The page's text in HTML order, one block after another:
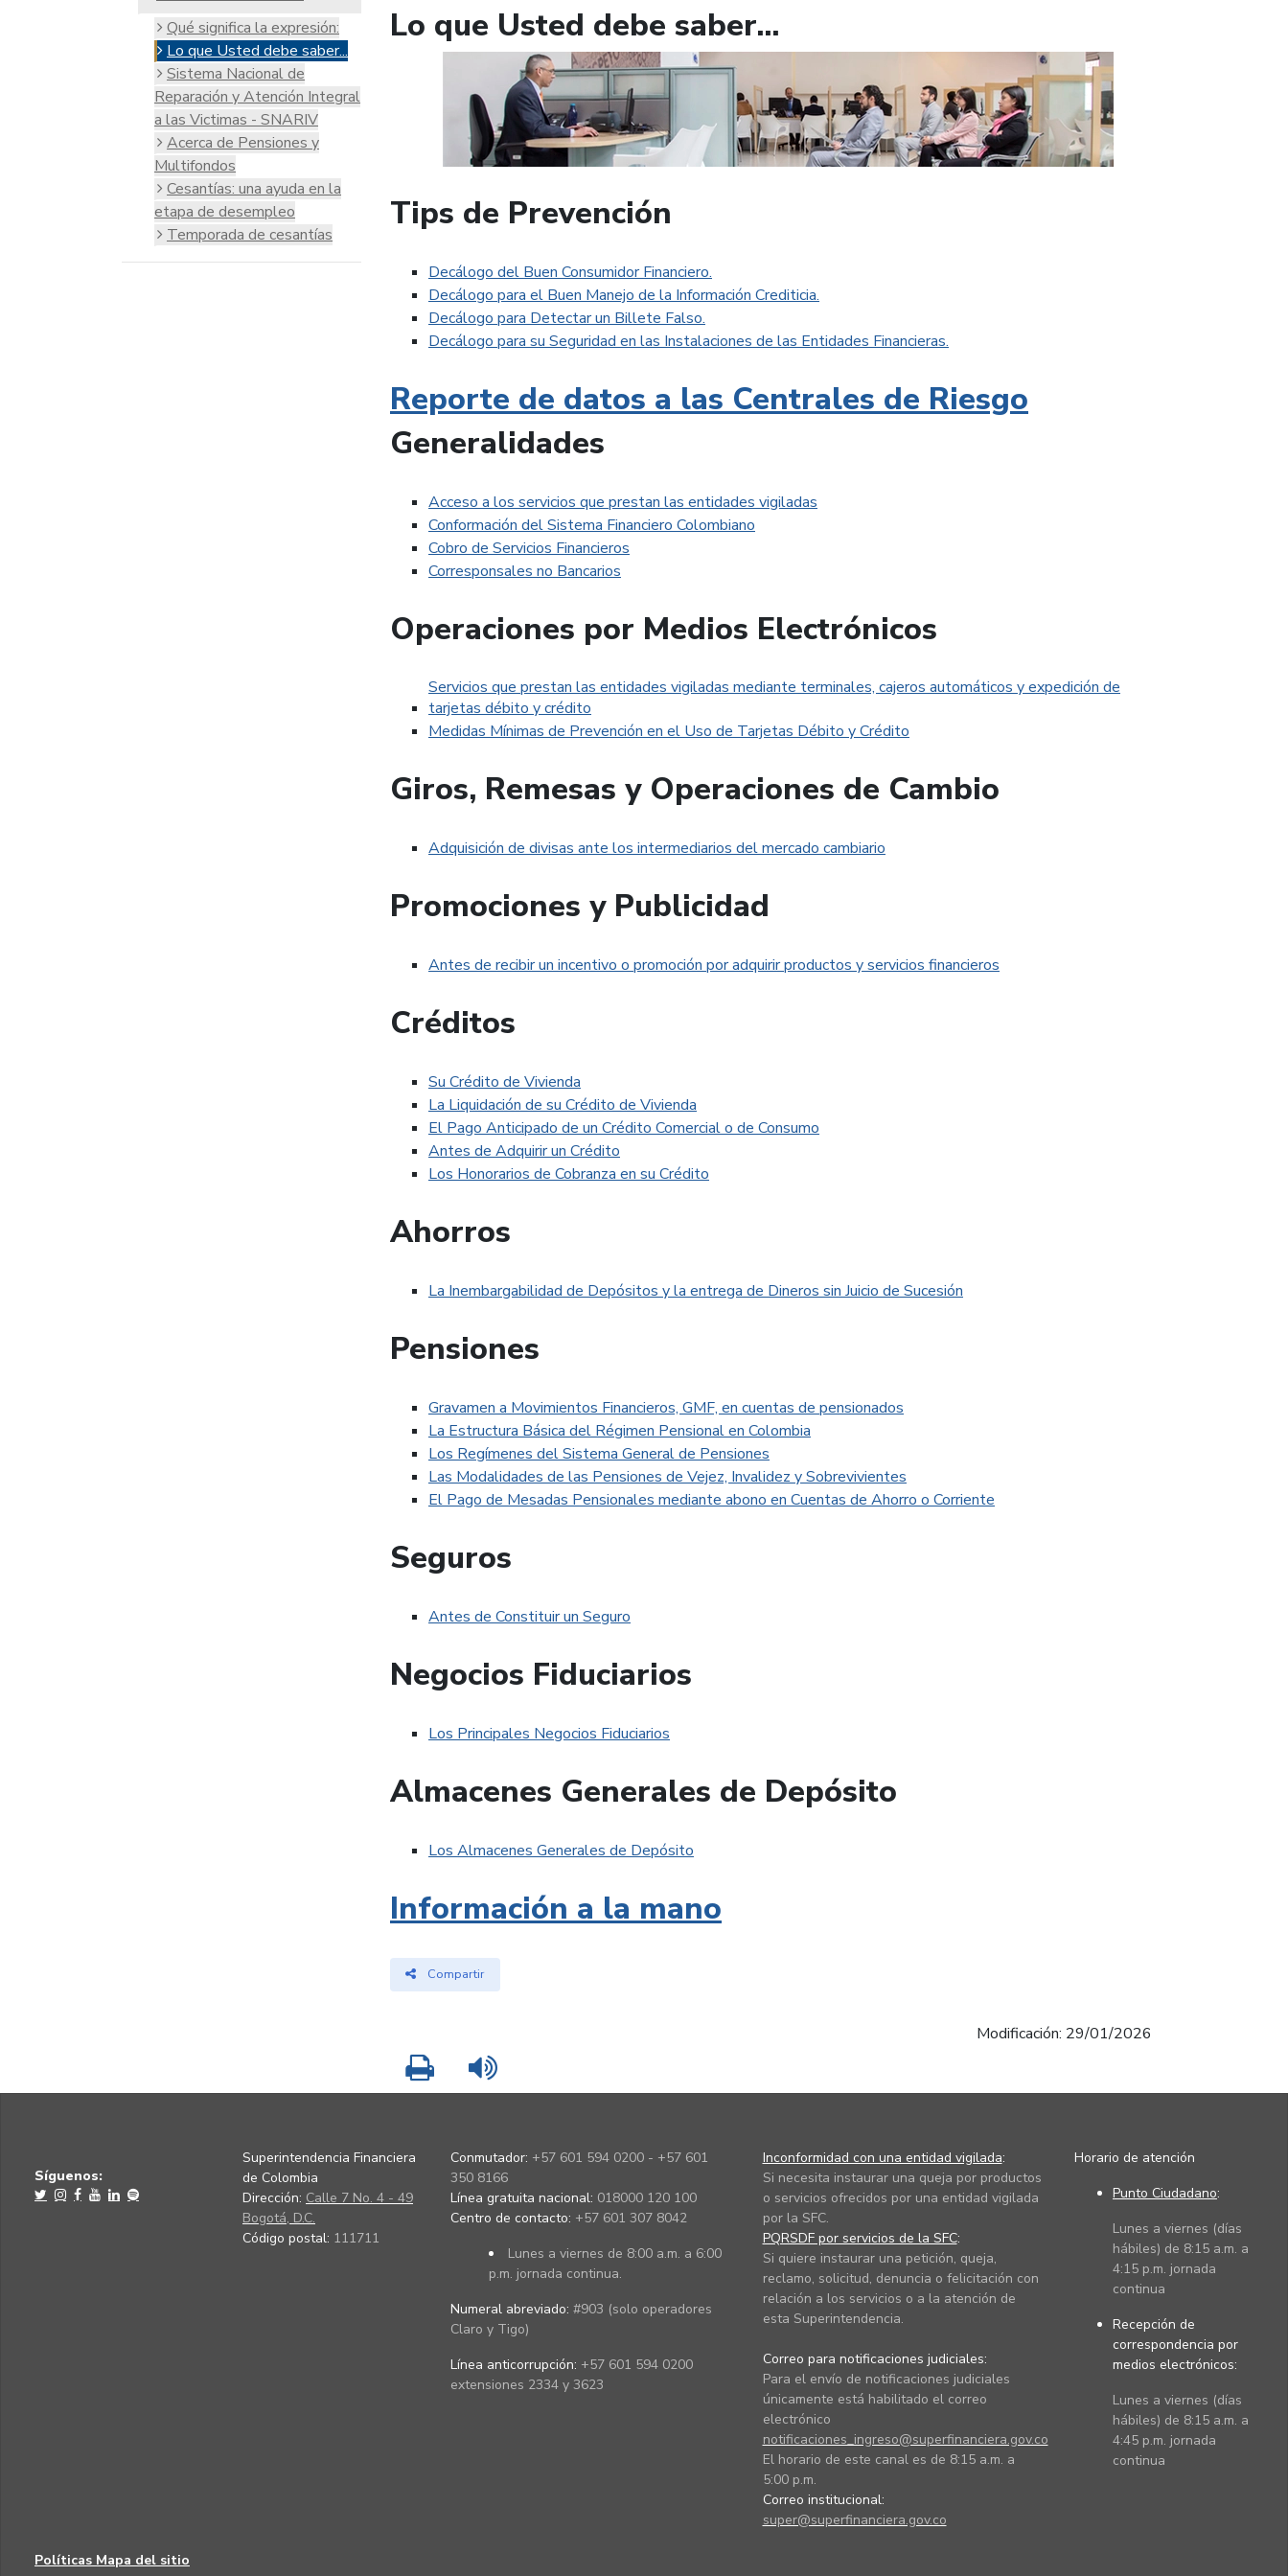
Lo que Usted debe saber...
Tips de Prevención
Decálogo del Buen Consumidor Financiero.
Decálogo para el Buen Manejo de la Información Crediticia.
Decálogo para Detectar un Billete Falso.
Decálogo para su Seguridad en las Instalaciones de las Entidades Financieras.
Reporte de datos a las Centrales de Riesgo
Generalidades
Acceso a los servicios que prestan las entidades vigiladas
Conformación del Sistema Financiero Colombiano
Cobro de Servicios Financieros
Corresponsales no Bancarios
Operaciones por Medios Electrónicos
Servicios que prestan las entidades vigiladas mediante terminales, cajeros automáticos y expedición de
tarjetas débito y crédito
Medidas Mínimas de Prevención en el Uso de Tarjetas Débito y Crédito
Giros, Remesas y Operaciones de Cambio
Adquisición de divisas ante los intermediarios del mercado cambiario
Promociones y Publicidad
Antes de recibir un incentivo o promoción por adquirir productos y servicios financieros
Créditos
Su Crédito de Vivienda
La Liquidación de su Crédito de Vivienda
El Pago Anticipado de un Crédito Comercial o de Consumo
Antes de Adquirir un Crédito
Los Honorarios de Cobranza en su Crédito
Ahorros
La Inembargabilidad de Depósitos y la entrega de Dineros sin Juicio de Sucesión
Pensiones
Gravamen a Movimientos Financieros, GMF, en cuentas de pensionados
La Estructura Básica del Régimen Pensional en Colombia
Los Regímenes del Sistema General de Pensiones
Las Modalidades de las Pensiones de Vejez, Invalidez y Sobrevivientes
El Pago de Mesadas Pensionales mediante abono en Cuentas de Ahorro o Corriente
Seguros
Antes de Constituir un Seguro
Negocios Fiduciarios
Los Principales Negocios Fiduciarios
Almacenes Generales de Depósito
Los Almacenes Generales de Depósito
Información a la mano
Compartir
Modificación: 29/01/2026
Imprimir
Qué significa la expresión:
Lo que Usted debe saber...
Sistema Nacional de
Reparación y Atención Integral
a las Victimas - SNARIV
Acerca de Pensiones y
Multifondos
Cesantías: una ayuda en la
etapa de desempleo
Temporada de cesantías
Síguenos:
Superintendencia Financiera
de Colombia
Dirección: Calle 7 No. 4 - 49
Bogotá, D.C.
Código postal: 111711
Conmutador: +57 601 594 0200 - +57 601
350 8166
Línea gratuita nacional: 018000 120 100
Centro de contacto: +57 601 307 8042
Lunes a viernes de 8:00 a.m. a 6:00
p.m. jornada continua.
Numeral abreviado: #903 (solo operadores
Claro y Tigo)
Línea anticorrupción: +57 601 594 0200
extensiones 2334 y 3623
Inconformidad con una entidad vigilada:
Si necesita instaurar una queja por productos
o servicios ofrecidos por una entidad vigilada
por la SFC.
PQRSDF por servicios de la SFC:
Si quiere instaurar una petición, queja,
reclamo, solicitud, denuncia o felicitación con
relación a los servicios o a la atención de
esta Superintendencia.
Correo para notificaciones judiciales:
Para el envío de notificaciones judiciales
únicamente está habilitado el correo
electrónico
notificaciones_ingreso@superfinanciera.gov.co
El horario de este canal es de 8:15 a.m. a
5:00 p.m.
Correo institucional:
super@superfinanciera.gov.co
Horario de atención
Punto Ciudadano:
Lunes a viernes (días
hábiles) de 8:15 a.m. a
4:15 p.m. jornada
continua
Recepción de
correspondencia por
medios electrónicos:
Lunes a viernes (días
hábiles) de 8:15 a.m. a
4:45 p.m. jornada
continua
Políticas Mapa del sitio